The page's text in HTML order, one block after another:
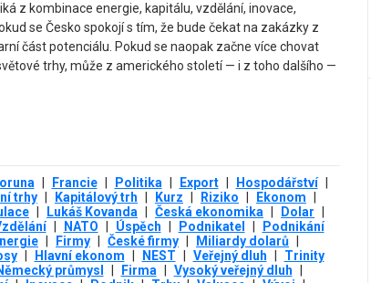
z kombinace energie, kapitálu, vzdělání, inovace,
se Česko spokojí s tím, že bude čekat na zakázky z
část potenciálu. Pokud se naopak začne více chovat
trhy, může z amerického století — i z toho dalšího —
Francie Politika Export Hospodářství
trhy Kapitálový trh Kurz Riziko Ekonom
Lukáš Kovanda Česká ekonomika Dolar
NATO Úspěch Podnikatel
Podnikání
Firmy České firmy Miliardy dolarů
Hlavní ekonom NEST Veřejný dluh
Trinity
průmysl Firma Vysoký veřejný dluh